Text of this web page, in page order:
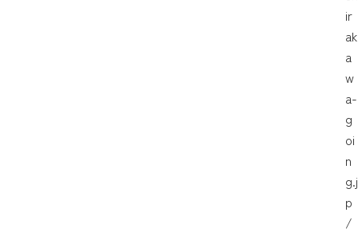
ir
ak
a
w
a-
g
oi
n
g.j
p
/